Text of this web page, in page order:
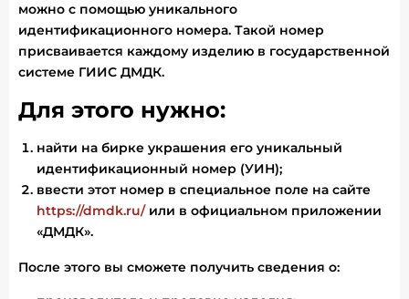
можно с помощью уникального
идентификационного номера. Такой номер
присваивается каждому изделию в государственной
системе ГИИС ДМДК.
Для этого нужно:
найти на бирке украшения его уникальный
идентификационный номер (УИН);
ввести этот номер в специальное поле на сайте
https://dmdk.ru/или в официальном приложении
«ДМДК».
После этого вы сможете получить сведения о: